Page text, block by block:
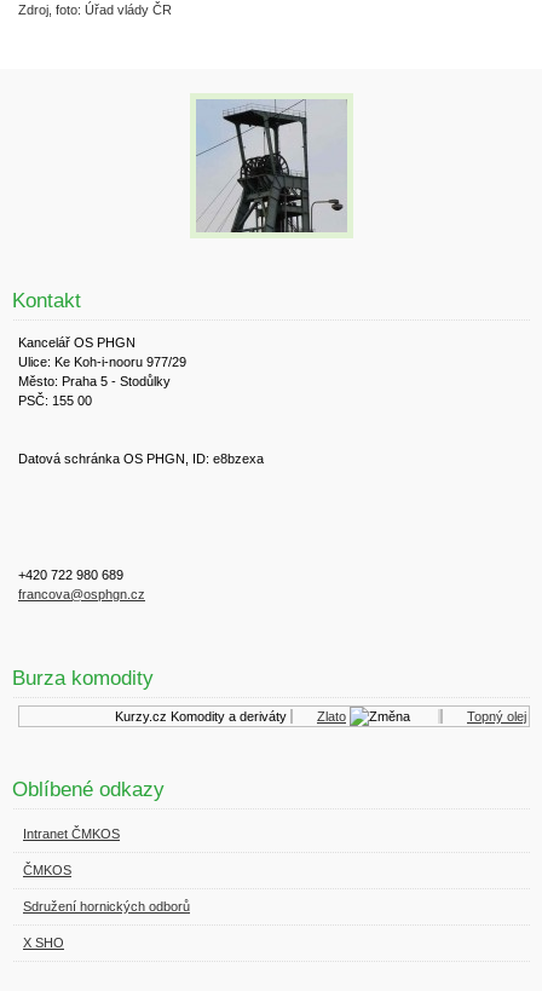
Zdroj, foto: Úřad vlády ČR
Kontakt
Kancelář OS PHGN
Ulice: Ke Koh-i-nooru 977/29
Město: Praha 5 - Stodůlky
PSČ: 155 00
Datová schránka OS PHGN, ID: e8bzexa
+420 722 980 689
francova@osphgn.cz
Burza komodity
Kurzy.cz Komodity a deriváty Zlato Topný olej
Oblíbené odkazy
Intranet ČMKOS
ČMKOS
Sdružení hornických odborů
X SHO